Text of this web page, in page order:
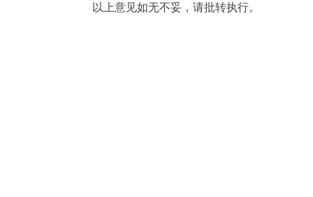
以上意见如无不妥，请批转执行。